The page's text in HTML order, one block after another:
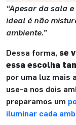
“Apesar da sala
ideal é não
ambiente.”
Dessa forma, se
essa escolha
por uma luz mais
use-a nos dois
preparamos um
iluminar cada